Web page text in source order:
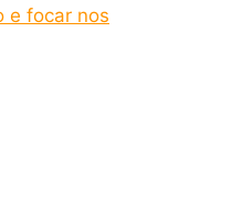
e focar nos